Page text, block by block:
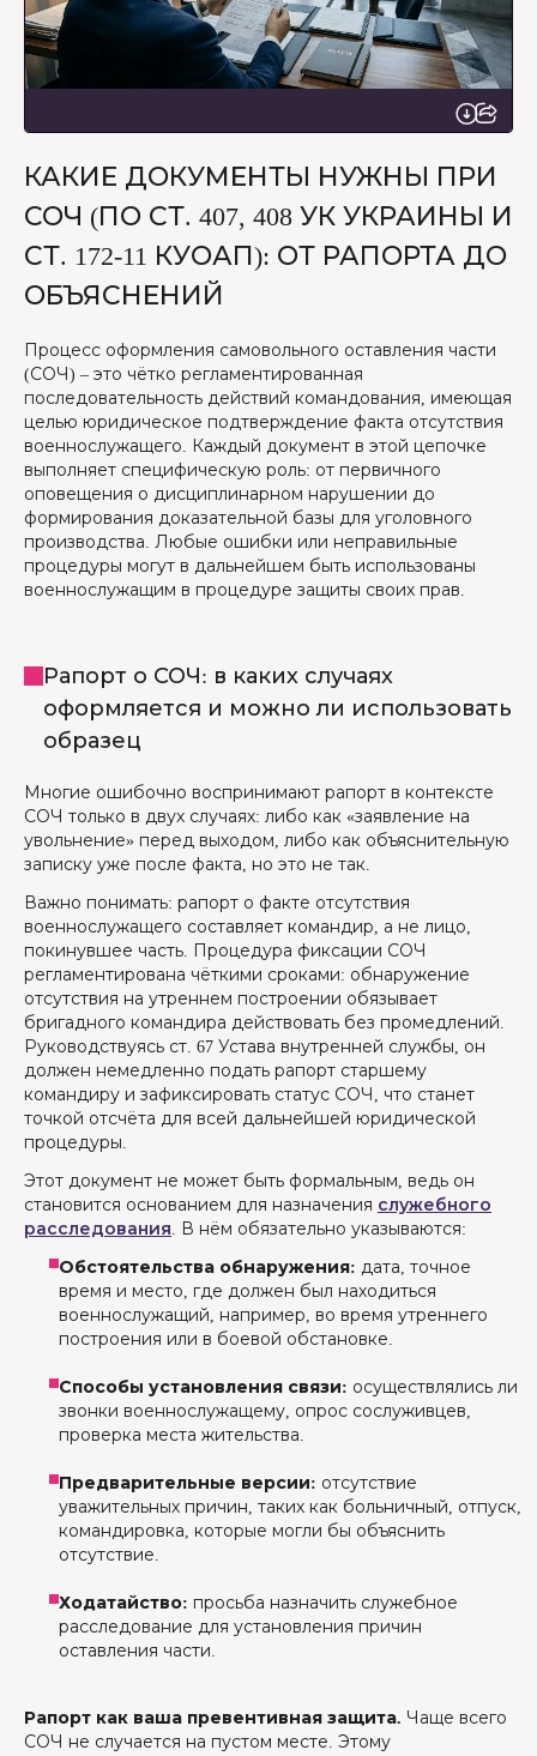
КАКИЕ ДОКУМЕНТЫ НУЖНЫ ПРИ
СОЧ (ПО СТ. 407, 408 УК УКРАИНЫ И
СТ. 172-11 КУОАП): ОТ РАПОРТА ДО
ОБЪЯСНЕНИЙ
Процесс оформления самовольного оставления части
(СОЧ) – это чётко регламентированная
последовательность действий командования, имеющая
целью юридическое подтверждение факта отсутствия
военнослужащего. Каждый документ в этой цепочке
выполняет специфическую роль: от первичного
оповещения о дисциплинарном нарушении до
формирования доказательной базы для уголовного
производства. Любые ошибки или неправильные
процедуры могут в дальнейшем быть использованы
военнослужащим в процедуре защиты своих прав.
Рапорт о СОЧ: в каких случаях
оформляется и можно ли использовать
образец
Многие ошибочно воспринимают рапорт в контексте
СОЧ только в двух случаях: либо как «заявление на
увольнение» перед выходом, либо как объяснительную
записку уже после факта, но это не так.
Важно понимать: рапорт о факте отсутствия
военнослужащего составляет командир, а не лицо,
покинувшее часть. Процедура фиксации СОЧ
регламентирована чёткими сроками: обнаружение
отсутствия на утреннем построении обязывает
бригадного командира действовать без промедлений.
Руководствуясь ст. 67 Устава внутренней службы, он
должен немедленно подать рапорт старшему
командиру и зафиксировать статус СОЧ, что станет
точкой отсчёта для всей дальнейшей юридической
процедуры.
Этот документ не может быть формальным, ведь он
становится основанием для назначения служебного
расследования. В нём обязательно указываются:
Обстоятельства обнаружения: дата, точное
время и место, где должен был находиться
военнослужащий, например, во время утреннего
построения или в боевой обстановке.
Способы установления связи: осуществлялись ли
звонки военнослужащему, опрос сослуживцев,
проверка места жительства.
Предварительные версии: отсутствие
уважительных причин, таких как больничный, отпуск,
командировка, которые могли бы объяснить
отсутствие.
Ходатайство: просьба назначить служебное
расследование для установления причин
оставления части.
Рапорт как ваша превентивная защита. Чаще всего
СОЧ не случается на пустом месте. Этому